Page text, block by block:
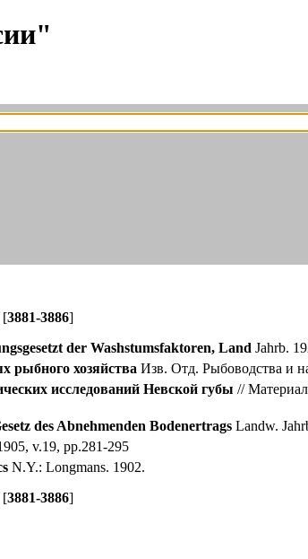
[3881-3886]
der Washstumsfaktoren, Land Jahrb.
рыбного хозяйства Изв. Отд. Рыбоводства и
исследований Невской губы //
des Abnehmenden Bodenertrags Landw.
v.19, pp.281-295
N.Y.: Longmans. 1902.
[3881-3886]